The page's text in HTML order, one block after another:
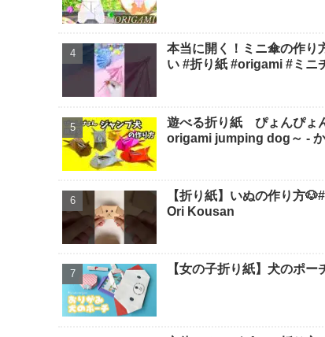
本当に開く！ミニ傘の作
い #折り紙 #origami #ミ
遊べる折り紙 ぴょんぴょ
origami jumping dog～ -
【折り紙】いぬの作り方
Ori Kousan
【女の子折り紙】犬のポ